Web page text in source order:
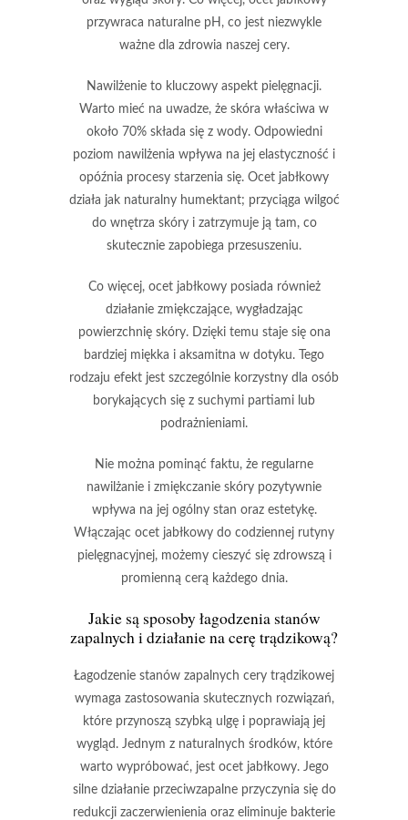
przywraca naturalne pH , co jest niezwykle
ważne dla zdrowia naszej cery.
Nawilżenie to kluczowy aspekt pielęgnacji.
Warto mieć na uwadze, że skóra właściwa w
około 70% składa się z wody. Odpowiedni
poziom nawilżenia wpływa na jej elastyczność i
opóźnia procesy starzenia się. Ocet jabłkowy
działa jak naturalny humektant; przyciąga wilgoć
do wnętrza skóry i zatrzymuje ją tam, co
skutecznie zapobiega przesuszeniu.
Co więcej, ocet jabłkowy posiada również
działanie zmiękczające, wygładzając
powierzchnię skóry. Dzięki temu staje się ona
bardziej miękka i aksamitna w dotyku. Tego
rodzaju efekt jest szczególnie korzystny dla osób
borykających się z suchymi partiami lub
podrażnieniami.
Nie można pominąć faktu, że regularne
nawilżanie i zmiękczanie skóry pozytywnie
wpływa na jej ogólny stan oraz estetykę.
Włączając ocet jabłkowy do codziennej rutyny
pielęgnacyjnej, możemy cieszyć się zdrowszą i
promienną cerą każdego dnia.
Jakie są sposoby łagodzenia stanów
zapalnych i działanie na cerę trądzikową?
Łagodzenie stanów zapalnych cery trądzikowej
wymaga zastosowania skutecznych rozwiązań,
które przynoszą szybką ulgę i poprawiają jej
wygląd. Jednym z naturalnych środków, które
warto wypróbować, jest ocet jabłkowy. Jego
silne działanie przeciwzapalne przyczynia się do
redukcji zaczerwienienia oraz eliminuje bakterie